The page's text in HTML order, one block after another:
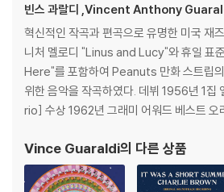
빈스 과랄디 ,Vincent Anthony
혁신적인 작곡과 편곡으로 유명한 미국 재
니처 멜로디 "Linus and Lucy"와 휴일
Here"를 포함하여 Peanuts 만화 스트립
위한 음악을 작곡하였다. 데뷔 1956년 1
rio] 수상 1962년 그래미 어워드 베스트 오
Vince Guaraldi의 다른 상품